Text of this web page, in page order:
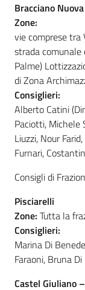
Bracciano Nuova
Zone:
vie comprese tra
strada comunale
Palme)
di Zona
Consiglieri:
Alberto Catini
Paciotti, Michele
Liuzzi, Nour
Furnari,
Consigli di
Pisciarelli
Zone: Tutta la
Consiglieri:
Marina Di
Faraoni, Bruna
Castel Giuliano